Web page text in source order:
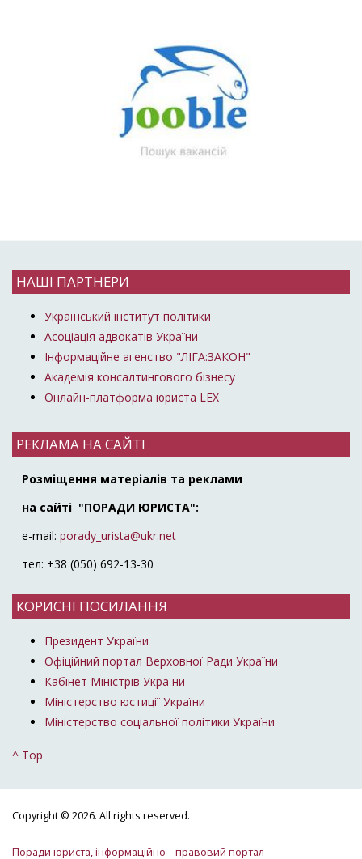
НАШІ ПАРТНЕРИ
Український інститут політики
Асоціація адвокатів України
Інформаційне агенство "ЛІГА:ЗАКОН"
Академія консалтингового бізнесу
Онлайн-платформа юриста LEX
РЕКЛАМА НА САЙТІ
Розміщення матеріалів та реклами
на сайті "ПОРАДИ ЮРИСТА":
e-mail: porady_urista@ukr.net
тел: +38 (050) 692-13-30
КОРИСНІ ПОСИЛАННЯ
Президент України
Офіційний портал Верховної Ради України
Кабінет Міністрів України
Міністерство юстиції України
Міністерство соціальної політики України
^ Top
Copyright © 2026. All rights reserved.
Поради юриста, інформаційно – правовий портал